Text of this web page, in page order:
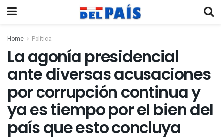
Home Politica
La agonía presidencial
ante diversas acusaciones
por corrupción continua y
ya es tiempo por el bien del
país que esto concluya